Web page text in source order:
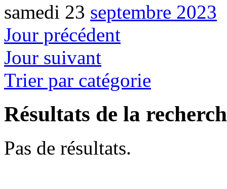
samedi 23 septembre 2023
Jour précédent
Jour suivant
Trier par catégorie
Résultats de la
Pas de résultats.